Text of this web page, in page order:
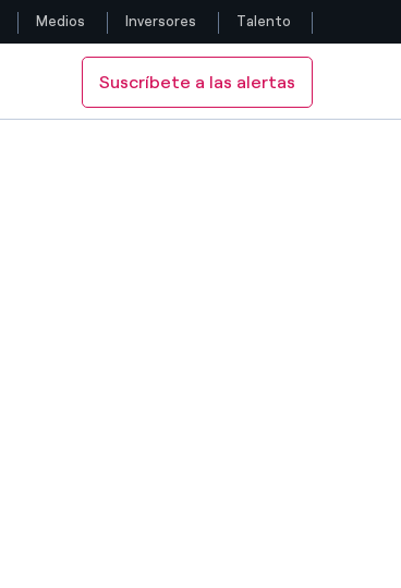
Siga con nosotros
Medios Inversores Talento
Suscríbete a las alertas